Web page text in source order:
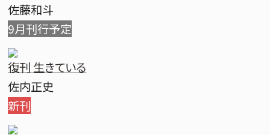
佐藤和斗
9月刊行予定
復刊 生きている
佐内正史
新刊